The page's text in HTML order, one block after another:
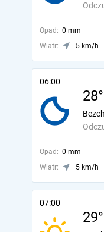
Opad: 0 mm
Wiatr:
5 km/h
06:00
Opad: 0 mm
Wiatr:
5 km/h
07:00